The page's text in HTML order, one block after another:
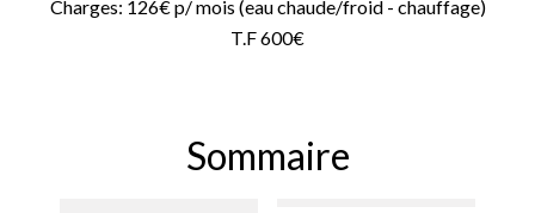
Charges: 126€ p/ mois (eau chaude/froid - chauffage)
T.F 600€
Sommaire